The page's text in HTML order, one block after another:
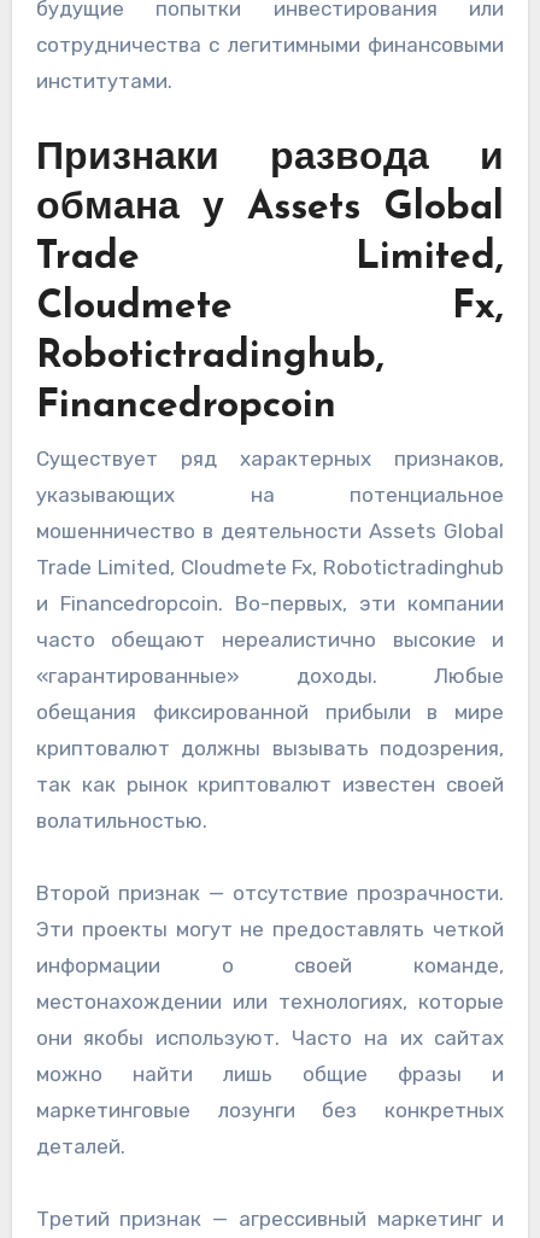
будущие попытки инвестирования или
сотрудничества с легитимными финансовыми
институтами.
Признаки развода и
обмана у Assets Global
Trade Limited,
Cloudmete Fx,
Robotictradinghub,
Financedropcoin
Существует ряд характерных признаков,
указывающих на потенциальное
мошенничество в деятельности Assets Global
Trade Limited, Cloudmete Fx, Robotictradinghub
и Financedropcoin. Во-первых, эти компании
часто обещают нереалистично высокие и
«гарантированные» доходы. Любые
обещания фиксированной прибыли в мире
криптовалют должны вызывать подозрения,
так как рынок криптовалют известен своей
волатильностью.
Второй признак — отсутствие прозрачности.
Эти проекты могут не предоставлять четкой
информации о своей команде,
местонахождении или технологиях, которые
они якобы используют. Часто на их сайтах
можно найти лишь общие фразы и
маркетинговые лозунги без конкретных
деталей.
Третий признак — агрессивный маркетинг и